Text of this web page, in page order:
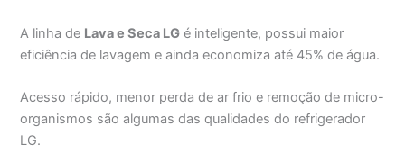
A linha de Lava e Seca LG é inteligente, possui maior
eficiência de lavagem e ainda economiza até 45% de água.
Acesso rápido, menor perda de ar frio e remoção de micro-
organismos são algumas das qualidades do refrigerador
LG.